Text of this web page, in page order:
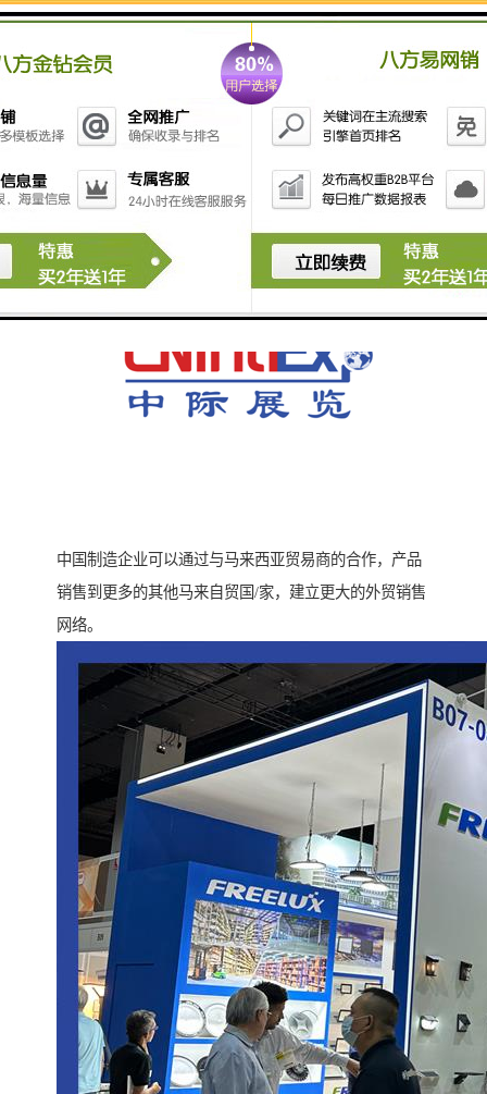
盟，区位优势明显。中马两国经贸战/略依存度高，双边
中国制造企业可以通过与马来西亚贸易商的合作，产品
销售到更多的其他马来自贸国/家，建立更大的外贸销售
网络。